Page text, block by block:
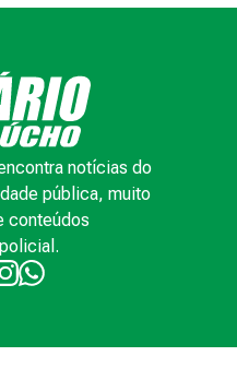
notícias do
pública, muito
conteúdos